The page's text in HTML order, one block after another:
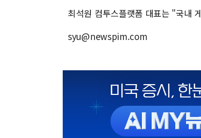
최석원 컴투스플랫폼 대표는 "국내
syu@newspim.com